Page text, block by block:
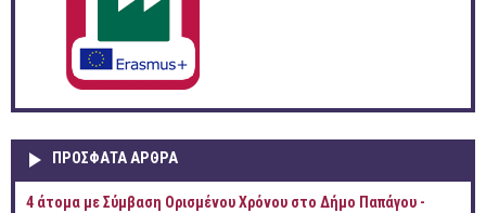
ΠΡOΣΦΑΤΑ AΡΘΡΑ
4 άτομα με Σύμβαση Ορισμένου Χρόνου στο Δήμο Παπάγου -